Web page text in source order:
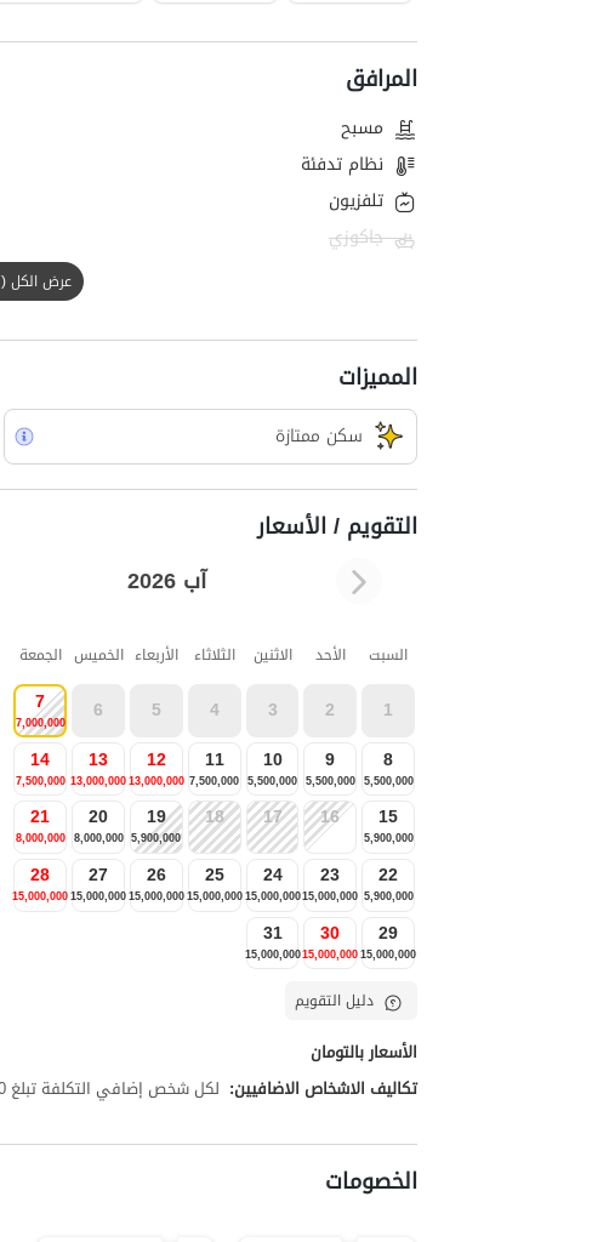
المرافق
مسبح
نظام تدفئة
تلفزيون
جاكوزي
عرض الكل (17 خيار)
المميزات
سکن ممتازة
التقويم / الأسعار
آب 2026
السبت الأحد الاثنين الثلاثاء الأربعاء الخميس الجمعة
1
2
3
4
5
6
7
7,000,000
8
5,500,000
9
5,500,000
10
5,500,000
11
7,500,000
12
13,000,000
13
13,000,000
14
7,500,000
15
5,900,000
16
17
18
19
5,900,000
20
8,000,000
21
8,000,000
22
5,900,000
23
15,000,000
24
15,000,000
25
15,000,000
26
15,000,000
27
15,000,000
28
15,000,000
29
15,000,000
30
15,000,000
31
15,000,000
دليل التقويم
الأسعار بالتومان
تكاليف الاشخاص الاضافيين: لكل شخص إضافي التكلفة تبلغ 650,000 تومان
الخصومات